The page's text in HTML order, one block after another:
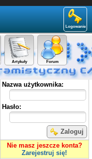
Logowanie
Artykuły Forum
Panel użytkownika
Nazwa użytkownika:
Hasło:
Zaloguj
Nie masz jeszcze konta?
Zarejestruj się!